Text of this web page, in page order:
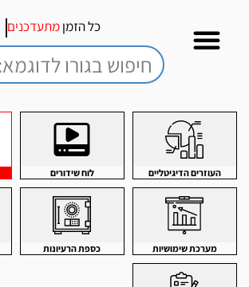
כל הזמן
העוזרים הדיגיטליים לוח שידורים
מערכת שימושיות כספת הרעיונות